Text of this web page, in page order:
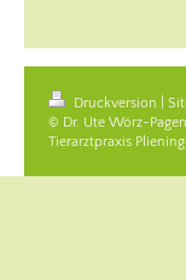
Druckversion
© Dr. Ute Wörz-
Tierarztpraxis